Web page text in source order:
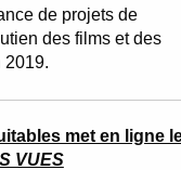
de projets de
des films et des
2019.
met en ligne
VUES